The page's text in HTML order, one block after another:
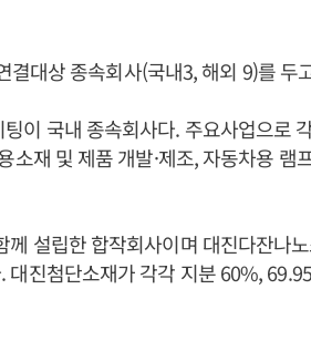
대상 종속회사(국내3, 해외 9)를 두
이 국내 종속회사다. 주요사업으로
재 및 제품 개발·제조, 자동차용 램
설립한 합작회사이며 대진다잔나
진첨단소재가 각각 지분 60%,